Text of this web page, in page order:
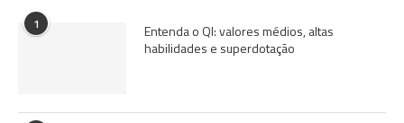
1
Entenda o QI: valores médios, altas
habilidades e superdotação